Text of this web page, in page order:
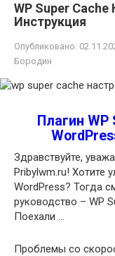
WP Super
Инструкция
Опубликовано:
Бородин
Плагин WP
Здравствуйте,
Pribylwm.ru! Хотите
WordPress? Тогда
руководство – WP
Поехали …
Проблемы со